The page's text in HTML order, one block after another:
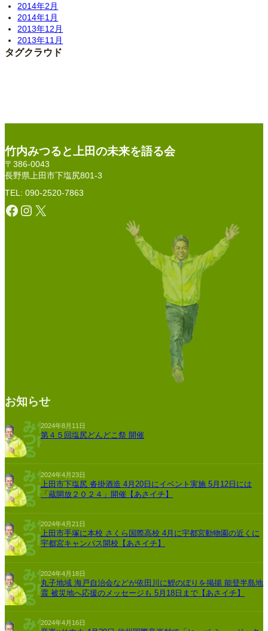
2014年2月
2014年1月
2013年12月
2013年11月
タグクラウド
竹内みつると上田の未来を語る会
〒386-0043
長野県上田市下塩尻801-3
TEL: 090-2520-7863
Facebook Instagram X
お知らせ
2024年8月11日
第４５回塩尻どんどこ祭 開催
2024年4月23日
上田市下塩尻 沓掛酒造 4月20日にイベント実施 5月12日には
「蔵開放２０２４」開催【あさイチ】
2024年4月21日
上田市手塚に本校 さくら国際高校 4月に宇都宮動物園の近くに
宇都宮キャンパス開校【あさイチ】
2024年4月18日
丸子地域 海戸自治会などが依田川に鯉のぼりを掲揚 能登半島地
震 被災地へ応援のメッセージも 5月18日まで【あさイチ】
2024年4月16日